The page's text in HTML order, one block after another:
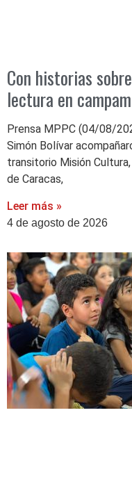
Con historias
lectura en
Prensa MPPC (04/08/
Simón Bolívar
transitorio Misión
de Caracas,
Leer más »
4 de agosto de 2026